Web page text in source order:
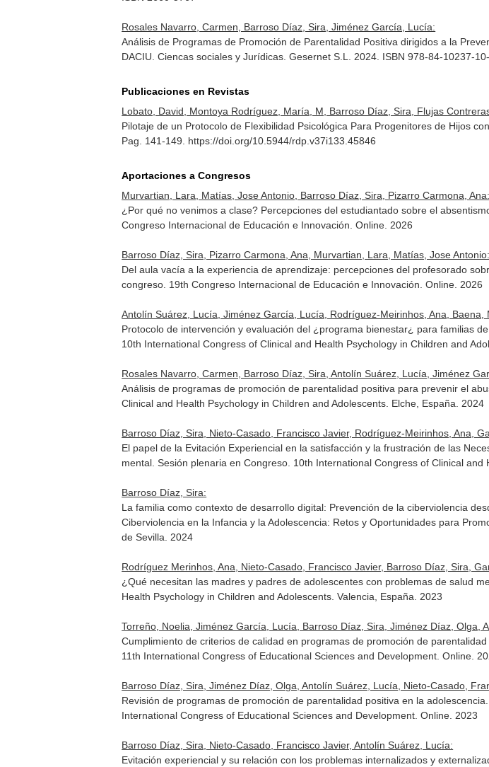
Rosales Navarro, Carmen, Barroso Díaz, Sira, Jiménez García, Lucía:
Análisis de Programas de Promoción de Parentalidad Positiva dirigidos a la
DACIU. Ciencas sociales y Jurídicas . Gesernet S.L. 2024. ISBN 978-84-10237-
Publicaciones en Revistas
Lobato, David, Montoya Rodríguez, María, M, Barroso Díaz, Sira, Flujas
Pilotaje de un Protocolo de Flexibilidad Psicológica Para Progenitores de Hijos
Pag. 141-149. https://doi.org/10.5944/rdp.v37i133.45846
Aportaciones a Congresos
Murvartian, Lara, Matías, Jose Antonio, Barroso Díaz, Sira, Pizarro Carmona, Ana:
¿Por qué no venimos a clase? Percepciones del estudiantado sobre el
Congreso Internacional de Educación e Innovación. Online. 2026
Barroso Díaz, Sira, Pizarro Carmona, Ana, Murvartian, Lara, Matías, Jose Antonio:
Del aula vacía a la experiencia de aprendizaje: percepciones del profesorado
congreso. 19th Congreso Internacional de Educación e Innovación. Online. 2026
Antolín Suárez, Lucía, Jiménez García, Lucía, Rodríguez-Meirinhos, Ana,
Protocolo de intervención y evaluación del ¿programa bienestar¿ para familias
10th International Congress of Clinical and Health Psychology in Children and
Rosales Navarro, Carmen, Barroso Díaz, Sira, Antolín Suárez, Lucía, Jiménez
Análisis de programas de promoción de parentalidad positiva para prevenir el
Clinical and Health Psychology in Children and Adolescents. Elche, España. 2024
Barroso Díaz, Sira, Nieto-Casado, Francisco Javier, Rodríguez-Meirinhos, Ana,
El papel de la Evitación Experiencial en la satisfacción y la frustración de las
mental. Sesión plenaria en Congreso. 10th International Congress of Clinical
Barroso Díaz, Sira:
La familia como contexto de desarrollo digital: Prevención de la ciberviolencia
Ciberviolencia en la Infancia y la Adolescencia: Retos y Oportunidades para
de Sevilla. 2024
Rodríguez Merinhos, Ana, Nieto-Casado, Francisco Javier, Barroso Díaz, Sira,
¿Qué necesitan las madres y padres de adolescentes con problemas de salud
Health Psychology in Children and Adolescents. Valencia, España. 2023
Torreño, Noelia, Jiménez García, Lucía, Barroso Díaz, Sira, Jiménez Díaz, Olga,
Cumplimiento de criterios de calidad en programas de promoción de
11th International Congress of Educational Sciences and Development. Online.
Barroso Díaz, Sira, Jiménez Díaz, Olga, Antolín Suárez, Lucía, Nieto-Casado,
Revisión de programas de promoción de parentalidad positiva en la
International Congress of Educational Sciences and Development. Online. 2023
Barroso Díaz, Sira, Nieto-Casado, Francisco Javier, Antolín Suárez, Lucía:
Evitación experiencial y su relación con los problemas internalizados y